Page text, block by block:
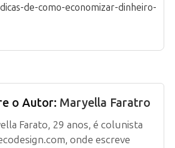
de-como-economizar-dinheiro-
o Autor: Maryella Faratro
Farato, 29 anos, é colunista
onde escreve